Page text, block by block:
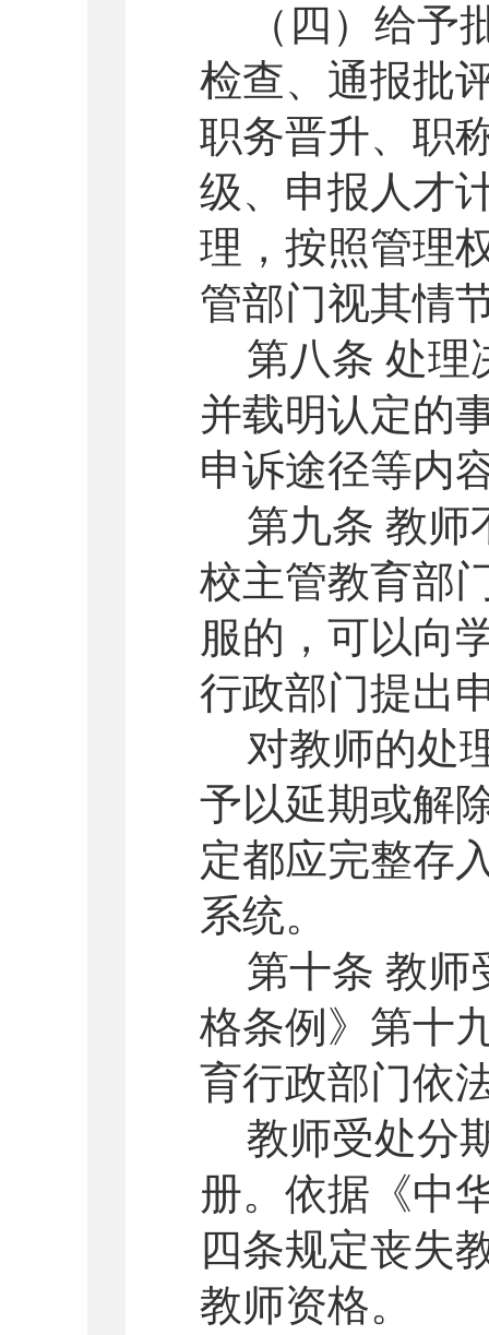
（四）给
检查、通报批
职务晋升、职
级、申报人才
理，按照管理
管部门视其情
第八条 处理
并载明认定的
申诉途径等内
第九条 教师
校主管教育部
服的，可以向
行政部门提出
对教师的处
予以延期或解
定都应完整存
系统。
第十条 教师
格条例》第十
育行政部门依
教师受处分
册。依据《中
四条规定丧失
教师资格。